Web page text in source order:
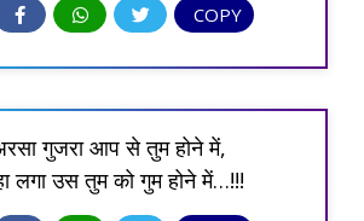
COPY
गुजरा आप से तुम होने में,
लगा उस तुम को गुम होने में…!!!